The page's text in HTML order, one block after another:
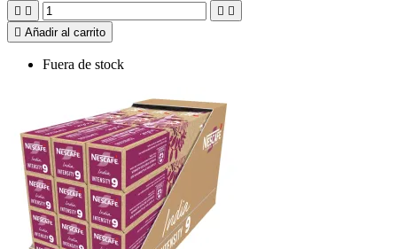
   
 Añadir al carrito
Fuera de stock